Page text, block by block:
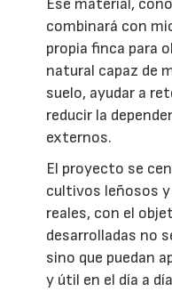
Ese material,
combinará con
propia finca para
natural capaz de
suelo, ayudar a
reducir la
externos.
El proyecto se
cultivos leñosos
reales, con el
desarrolladas no
sino que puedan
y útil en el día a